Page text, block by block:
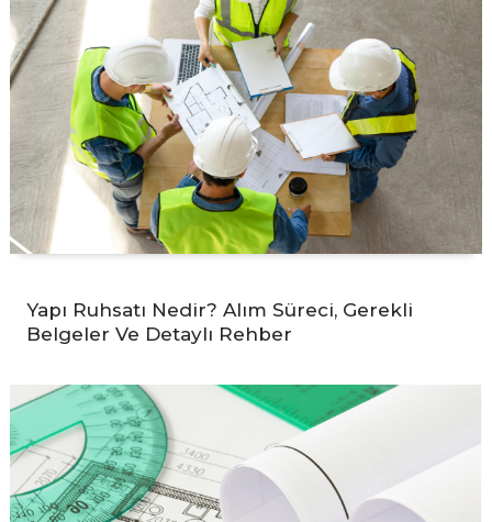
Yapı Ruhsatı Nedir? Alım Süreci, Gerekli
Belgeler Ve Detaylı Rehber